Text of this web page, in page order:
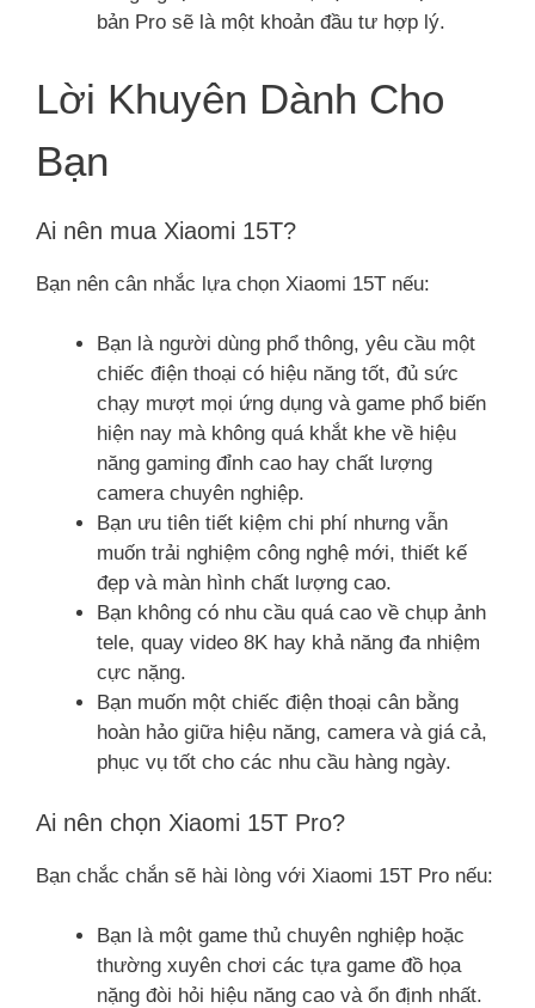
bản Pro sẽ là một khoản đầu tư hợp lý.
Lời Khuyên Dành Cho
Bạn
Ai nên mua Xiaomi 15T?
Bạn nên cân nhắc lựa chọn Xiaomi 15T nếu:
Bạn là người dùng phổ thông, yêu cầu một
chiếc điện thoại có hiệu năng tốt, đủ sức
chạy mượt mọi ứng dụng và game phổ biến
hiện nay mà không quá khắt khe về hiệu
năng gaming đỉnh cao hay chất lượng
camera chuyên nghiệp.
Bạn ưu tiên tiết kiệm chi phí nhưng vẫn
muốn trải nghiệm công nghệ mới, thiết kế
đẹp và màn hình chất lượng cao.
Bạn không có nhu cầu quá cao về chụp ảnh
tele, quay video 8K hay khả năng đa nhiệm
cực nặng.
Bạn muốn một chiếc điện thoại cân bằng
hoàn hảo giữa hiệu năng, camera và giá cả,
phục vụ tốt cho các nhu cầu hàng ngày.
Ai nên chọn Xiaomi 15T Pro?
Bạn chắc chắn sẽ hài lòng với Xiaomi 15T Pro nếu:
Bạn là một game thủ chuyên nghiệp hoặc
thường xuyên chơi các tựa game đồ họa
nặng đòi hỏi hiệu năng cao và ổn định nhất.